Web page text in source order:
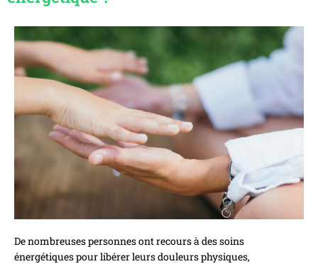
De nombreuses personnes ont recours à des soins
énergétiques pour libérer leurs douleurs physiques,